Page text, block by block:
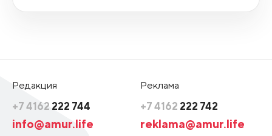
Редакция
+7 4162 222 744
info@amur.life
Реклама
+7 4162 222 742
reklama@amur.life